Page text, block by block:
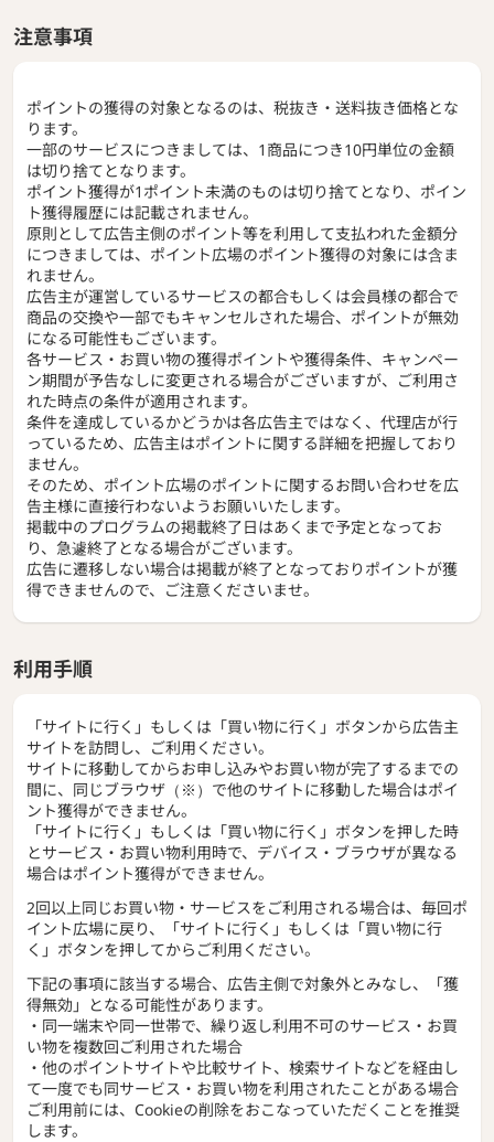
注意事項
ポイントの獲得の対象となるのは、税抜き・送料抜き価格とな
ります。
一部のサービスにつきましては、1商品につき10円単位の金額
は切り捨てとなります。
ポイント獲得が1ポイント未満のものは切り捨てとなり、ポイン
ト獲得履歴には記載されません。
原則として広告主側のポイント等を利用して支払われた金額分
につきましては、ポイント広場のポイント獲得の対象には含ま
れません。
広告主が運営しているサービスの都合もしくは会員様の都合で
商品の交換や一部でもキャンセルされた場合、ポイントが無効
になる可能性もございます。
各サービス・お買い物の獲得ポイントや獲得条件、キャンペー
ン期間が予告なしに変更される場合がございますが、ご利用さ
れた時点の条件が適用されます。
条件を達成しているかどうかは各広告主ではなく、代理店が行
っているため、広告主はポイントに関する詳細を把握しており
ません。
そのため、ポイント広場のポイントに関するお問い合わせを広
告主様に直接行わないようお願いいたします。
掲載中のプログラムの掲載終了日はあくまで予定となってお
り、急遽終了となる場合がございます。
広告に遷移しない場合は掲載が終了となっておりポイントが獲
得できませんので、ご注意くださいませ。
利用手順
「サイトに行く」もしくは「買い物に行く」ボタンから広告主
サイトを訪問し、ご利用ください。
サイトに移動してからお申し込みやお買い物が完了するまでの
間に、同じブラウザ（※）で他のサイトに移動した場合はポイ
ント獲得ができません。
「サイトに行く」もしくは「買い物に行く」ボタンを押した時
とサービス・お買い物利用時で、デバイス・ブラウザが異なる
場合はポイント獲得ができません。
2回以上同じお買い物・サービスをご利用される場合は、毎回ポ
イント広場に戻り、「サイトに行く」もしくは「買い物に行
く」ボタンを押してからご利用ください。
下記の事項に該当する場合、広告主側で対象外とみなし、「獲
得無効」となる可能性があります。
・同一端末や同一世帯で、繰り返し利用不可のサービス・お買
い物を複数回ご利用された場合
・他のポイントサイトや比較サイト、検索サイトなどを経由し
て一度でも同サービス・お買い物を利用されたことがある場合
ご利用前には、Cookieの削除をおこなっていただくことを推奨
します。